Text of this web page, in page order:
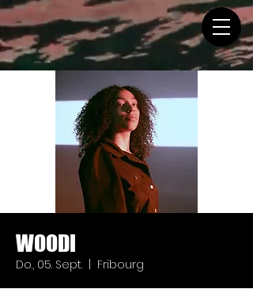
WOODI
Do., 05. Sept. Fribourg